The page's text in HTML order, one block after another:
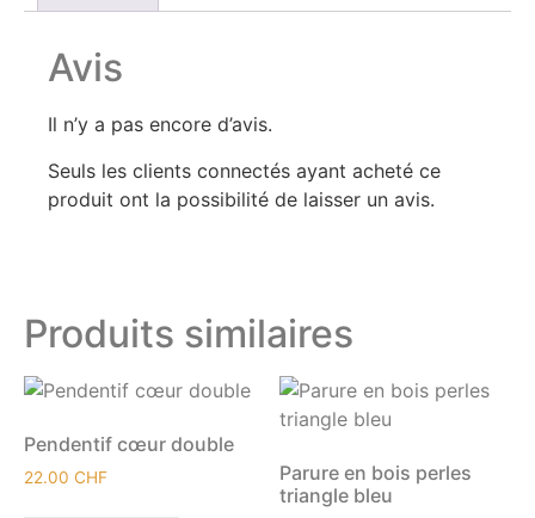
Produits similaires
Pendentif cœur double
22.00 CHF
Parure en bois perles
triangle bleu
Avis
Il n’y a pas encore d’avis.
Seuls les clients connectés ayant acheté ce
produit ont la possibilité de laisser un avis.